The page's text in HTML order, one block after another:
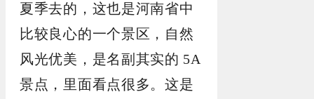
夏季去的，这也是河南省中
比较良心的一个景区，自然
风光优美，是名副其实的 5A
景点，里面看点很多。这是